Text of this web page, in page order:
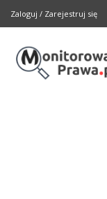
Zaloguj / Zarejestruj się